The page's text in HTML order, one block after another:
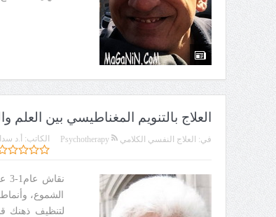
العلاج بالتنويم المغناطيسي بين العلم
الكاتب: أ.د في: العلاج النفسي الكلامي Psychotherapy
الشموع،
لتنظيف ذهنك